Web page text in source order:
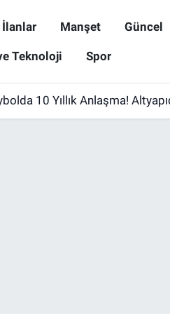
İlanlar Manşet Güncel
Teknoloji Spor
10 Yıllık Anlaşma!